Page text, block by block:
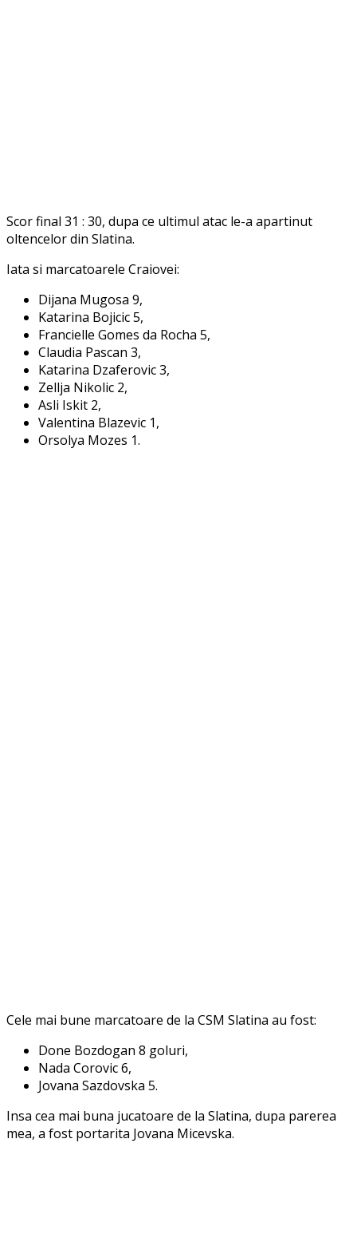
Scor final 31 : 30, dupa ce ultimul atac le-a apartinut
oltencelor din Slatina.
Iata si marcatoarele Craiovei:
Dijana Mugosa 9,
Katarina Bojicic 5,
Francielle Gomes da Rocha 5,
Claudia Pascan 3,
Katarina Dzaferovic 3,
Zellja Nikolic 2,
Asli Iskit 2,
Valentina Blazevic 1,
Orsolya Mozes 1.
Cele mai bune marcatoare de la CSM Slatina au fost:
Done Bozdogan 8 goluri,
Nada Corovic 6,
Jovana Sazdovska 5.
Insa cea mai buna jucatoare de la Slatina, dupa parerea
mea, a fost portarita Jovana Micevska.